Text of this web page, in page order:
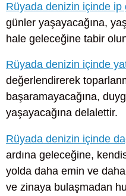
Rüyada denizin içinde ip
günler yaşayacağına,
hale geleceğine tabir
Rüyada denizin içinde
değerlendirerek
başaramayacağına,
yaşayacağına delalettir.
Rüyada denizin içinde
ardına geleceğine,
yolda daha emin ve
ve zinaya bulaşmadan